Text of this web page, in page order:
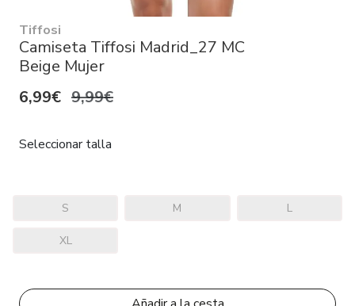
Tiffosi
Camiseta Tiffosi Madrid_27 MC
Beige Mujer
6,99€ 9,99€
Seleccionar talla
S M L
XL